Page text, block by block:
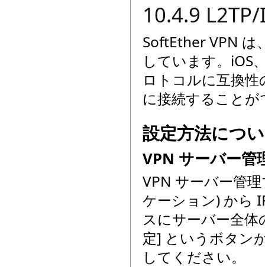
10.4.9
SoftEther VPN は
しています。iOS
ロトコルに互換
に接続すること
設定方法につ
VPN サーバー管
VPN サーバー管
ケーション) から
スにサーバー全
定] というボタン
してください。